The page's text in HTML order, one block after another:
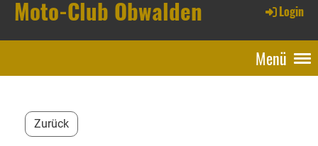
Moto-Club Obwalden Login
Menü
Zurück